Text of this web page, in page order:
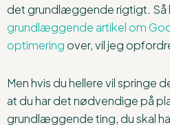
det grundlæggende rigtigt. Så
grundlæggende artikel om
optimering over, vil jeg
Men hvis du hellere vil springe
at du har det nødvendige på
grundlæggende ting, du skal